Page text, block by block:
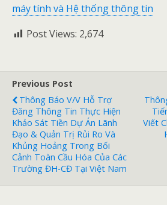
máy tính và Hệ thống thông tin
Post Views: 2,674
Previous Post
Thông Báo V/v Hỗ Trợ
Đăng Thông Tin Thực Hiện
Khảo Sát Tiền Dự Án Lãnh
Đạo & Quản Trị Rủi Ro Và
Khủng Hoảng Trong Bối
Cảnh Toàn Cầu Hóa Của Các
Trường ĐH-CĐ Tại Việt Nam
Viết